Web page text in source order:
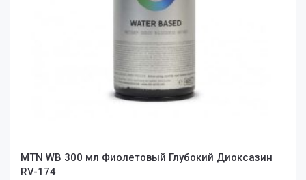
MTN WB 300 мл Фиолетовый Глубокий Диоксазин
RV-174